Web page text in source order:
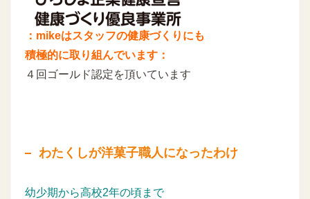
：mikeはスタッフの健康づくりにも
積極的に取り組んでいます：
４回ゴールド認定を頂いています
わたくしが洋菓子職人になったわけ
幼少期から高校2年の頃まで